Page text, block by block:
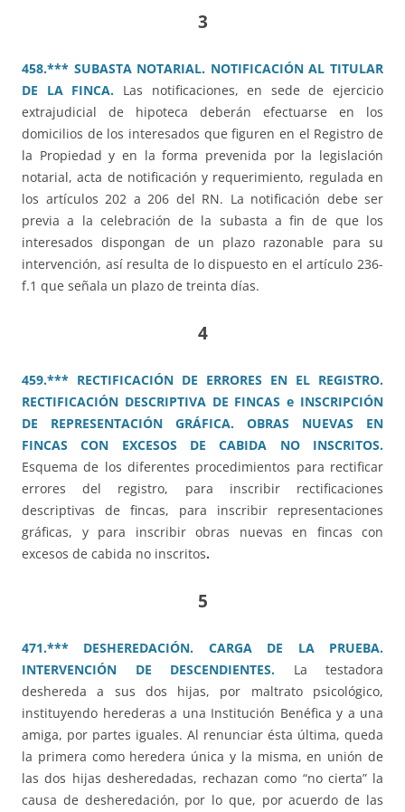
3
458.*** SUBASTA NOTARIAL. NOTIFICACIÓN AL TITULAR
DE LA FINCA. Las notificaciones, en sede de ejercicio
extrajudicial de hipoteca deberán efectuarse en los
domicilios de los interesados que figuren en el Registro de
la Propiedad y en la forma prevenida por la legislación
notarial, acta de notificación y requerimiento, regulada en
los artículos 202 a 206 del RN. La notificación debe ser
previa a la celebración de la subasta a fin de que los
interesados dispongan de un plazo razonable para su
intervención, así resulta de lo dispuesto en el artículo 236-
f.1 que señala un plazo de treinta días.
4
459.*** RECTIFICACIÓN DE ERRORES EN EL REGISTRO.
RECTIFICACIÓN DESCRIPTIVA DE FINCAS e INSCRIPCIÓN
DE REPRESENTACIÓN GRÁFICA. OBRAS NUEVAS EN
FINCAS CON EXCESOS DE CABIDA NO INSCRITOS.
Esquema de los diferentes procedimientos para rectificar
errores del registro, para inscribir rectificaciones
descriptivas de fincas, para inscribir representaciones
gráficas, y para inscribir obras nuevas en fincas con
excesos de cabida no inscritos.
5
471.*** DESHEREDACIÓN. CARGA DE LA PRUEBA.
INTERVENCIÓN DE DESCENDIENTES. La testadora
deshereda a sus dos hijas, por maltrato psicológico,
instituyendo herederas a una Institución Benéfica y a una
amiga, por partes iguales. Al renunciar ésta última, queda
la primera como heredera única y la misma, en unión de
las dos hijas desheredadas, rechazan como “no cierta” la
causa de desheredación, por lo que, por acuerdo de las